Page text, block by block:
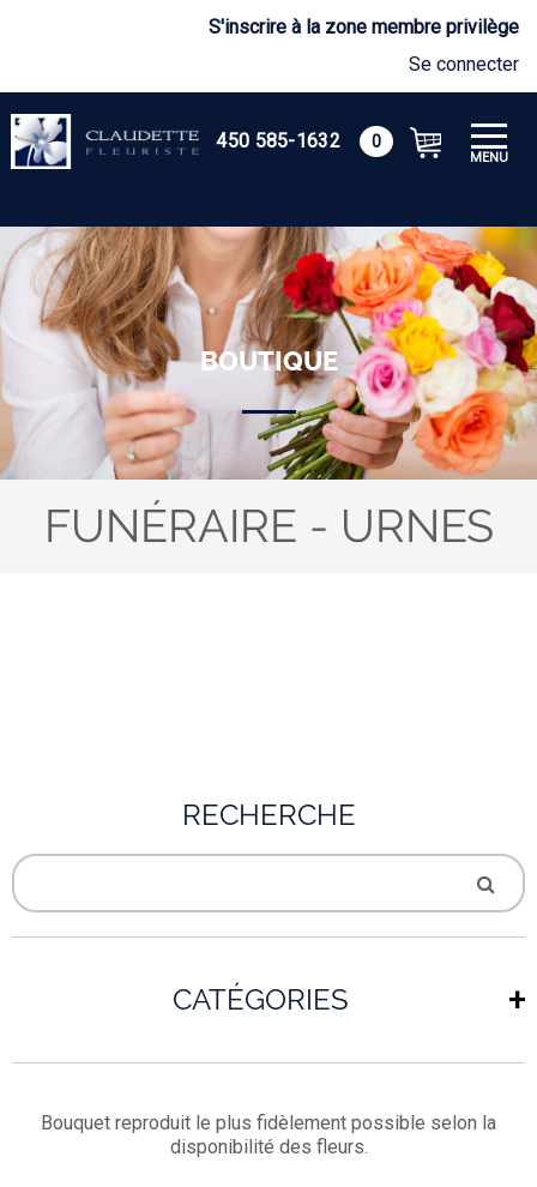
S'inscrire à la zone membre privilège
Se connecter
450 585-1632 0
BOUTIQUE
MENU
FUNÉRAIRE - URNES
RECHERCHE
CATÉGORIES +
Bouquet reproduit le plus fidèlement possible selon la
disponibilité des fleurs.